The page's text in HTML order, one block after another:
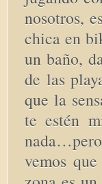
nosotros,
chica en
un baño,
de las
que la
te estén
vemos